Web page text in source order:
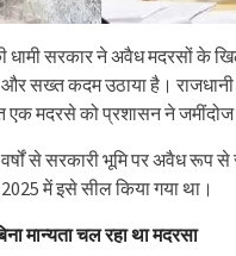
धामी सरकार ने अवैध मदरसों के
और सख्त कदम उठाया है।
एक मदरसे को प्रशासन ने जमींदोज
से सरकारी भूमि पर अवैध रूप से
में इसे सील किया गया था।
मान्यता चल रहा था मदरसा